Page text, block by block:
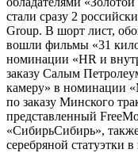
стали сразу 2
Group. В шорт лист,
вошли фильмы «31
номинации «HR и
заказу Салым
камеру» в номинации
по заказу Минского
представленный
«СибирьСибирь»,
серебряной статуэтки